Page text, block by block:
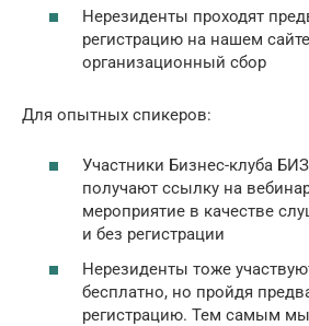
Нерезиденты проходят
регистрацию на нашем
организационный сбор
Для опытных спикеров:
Участники Бизнес-клуба
получают ссылку на
мероприятие в качестве
и без регистрации
Нерезиденты тоже
бесплатно, но пройдя
регистрацию. Тем самым